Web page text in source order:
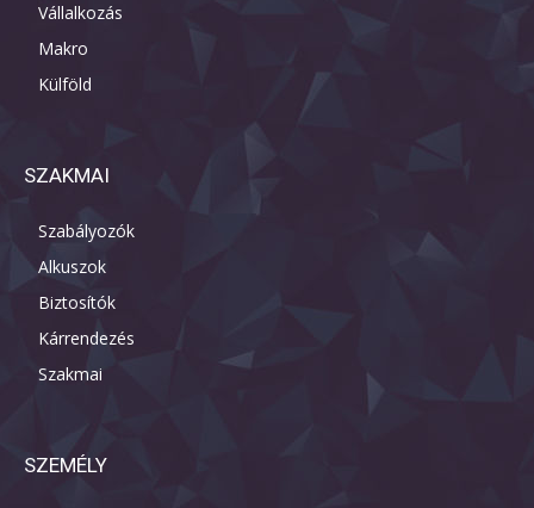
Vállalkozás
Makro
Külföld
SZAKMAI
Szabályozók
Alkuszok
Biztosítók
Kárrendezés
Szakmai
SZEMÉLY